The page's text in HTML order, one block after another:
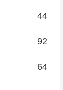
44
92
64